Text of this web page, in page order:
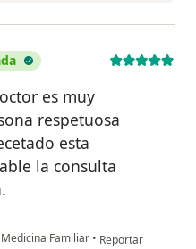
es muy
respetuosa
esta
la consulta
Familiar • en opinión del
Reportar